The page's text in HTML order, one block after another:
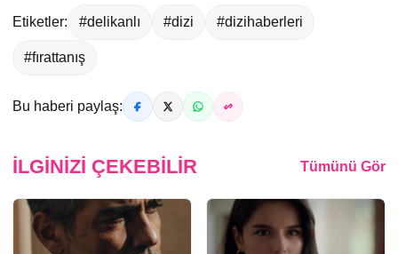
Etiketler: #delikanlı #dizi #dizihaberleri
#fırattanış
Bu haberi paylaş:
İLGINIZI ÇEKEBILIR Tümünü Gör